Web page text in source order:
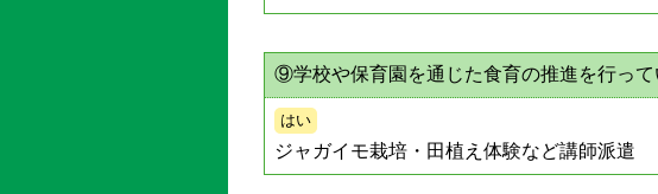
⑨学校や保育園を通じた食育の推進を行って
はい
ジャガイモ栽培・田植え体験など講師派遣